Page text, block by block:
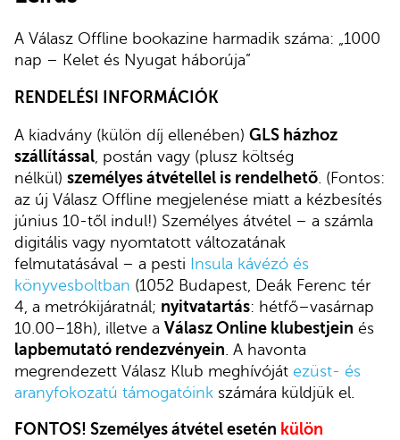
A Válasz Offline bookazine harmadik száma: „1000
nap – Kelet és Nyugat háborúja”
RENDELÉSI INFORMÁCIÓK
A kiadvány (külön díj ellenében) GLS házhoz
szállítással , postán vagy (plusz költség
nélkül) személyes átvétellel is rendelhető . (Fontos:
az új Válasz Offline megjelenése miatt a kézbesítés
június 10-től indul!) Személyes átvétel – a számla
digitális vagy nyomtatott változatának
felmutatásával – a pesti Insula kávézó és
könyvesboltban (1052 Budapest, Deák Ferenc tér
4, a metrókijáratnál; nyitvatartás: hétfő–vasárnap
10.00–18h) , illetve a Válasz Online klubestjein és
lapbemutató rendezvényein . A havonta
megrendezett Válasz Klub meghívóját ezüst- és
aranyfokozatú támogatóink számára küldjük el.
FONTOS! Személyes átvétel esetén külön